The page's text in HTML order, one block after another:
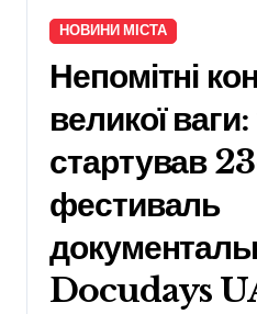
НОВИНИ МІСТА
Непомітні
великої
стартував
фестиваль
Docudays